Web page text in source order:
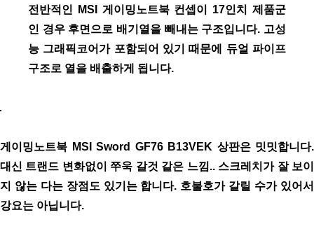
전반적인 MSI 게이밍노트북 컨셉이 17인치 제품군
인 경우 후면으로 배기열을 빼내는 구조입니다. 고성
능 그래픽코어가 포함되어 있기 때문에 듀얼 파이프
구조로 열을 배출하게 됩니다.
게이밍노트북 MSI Sword GF76 B13VEK 상판은 밋밋합니다.
대신 트랜드 변화없이 쭈욱 갈것 같은 느낌.. 스크레치가 잘 보이
지 않는 다는 장점도 있기는 합니다. 호불호가 갈릴 수가 있어서
강요는 아닙니다.